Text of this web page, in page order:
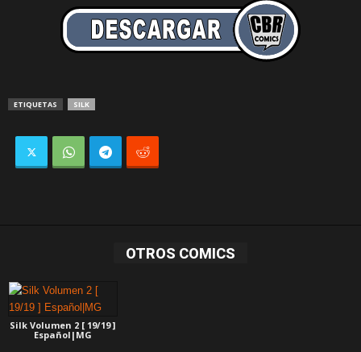
ETIQUETAS SILK
OTROS COMICS
Silk Volumen 2 [ 19/19 ]
Español|MG